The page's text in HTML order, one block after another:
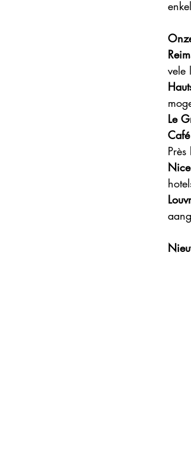
Steden en
Explore
vele
Le